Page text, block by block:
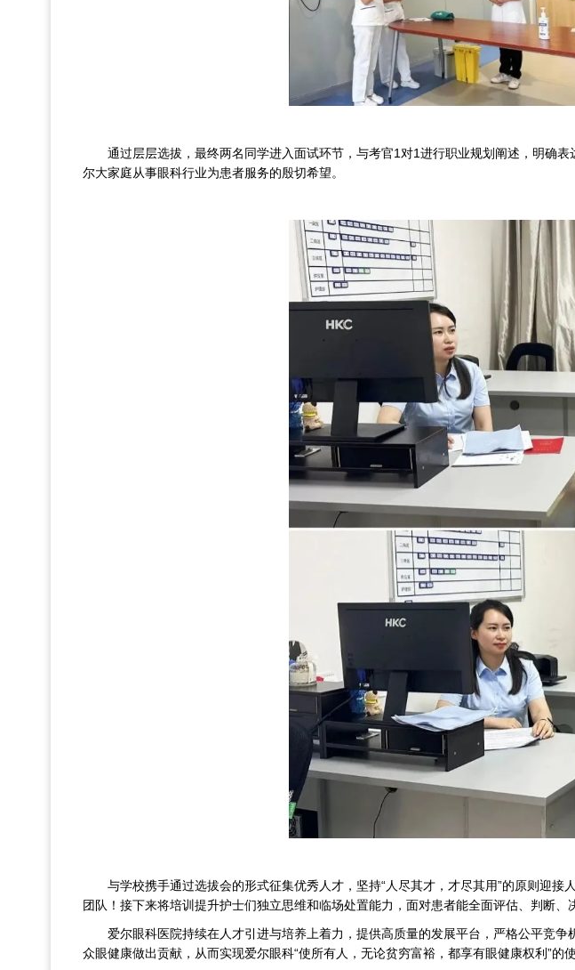
通过层层选拔，最终两名同学进入面试环节，与考官1对1进行职业规划阐述，明确
尔大家庭从事眼科行业为患者服务的殷切希望。
与学校携手通过选拔会的形式征集优秀人才，坚持“人尽其才，才尽其用”的原则迎
团队！接下来将培训提升护士们独立思维和临场处置能力，面对患者能全面评估、判断、
爱尔眼科医院持续在人才引进与培养上着力，提供高质量的发展平台，严格公平竞
众眼健康做出贡献，从而实现爱尔眼科“使所有人，无论贫穷富裕，都享有眼健康权利”的